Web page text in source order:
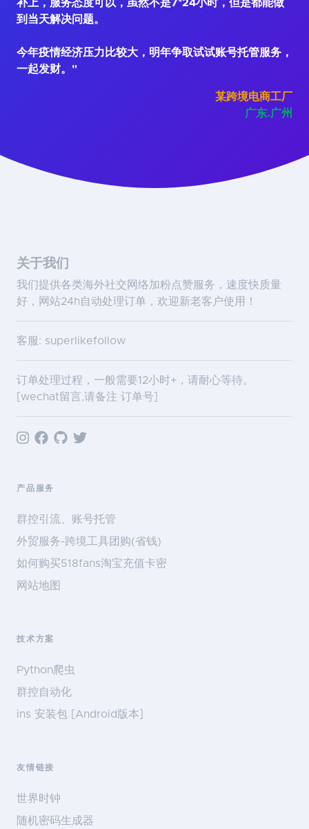
补上，服务态度可以，虽然不是7*24小时，但是都能做
到当天解决问题。
今年疫情经济压力比较大，明年争取试试账号托管服务，
一起发财。"
某跨境电商工厂
广东.广州
关于我们
我们提供各类海外社交网络加粉点赞服务，速度快质量
好，网站24h自动处理订单，欢迎新老客户使用！
客服: superlikefollow
订单处理过程，一般需要12小时+，请耐心等待。
[wechat留言,请备注 订单号]
产品服务
群控引流、账号托管
外贸服务-跨境工具团购(省钱)
如何购买518fans淘宝充值卡密
网站地图
技术方案
Python爬虫
群控自动化
ins 安装包 [Android版本]
友情链接
世界时钟
随机密码生成器